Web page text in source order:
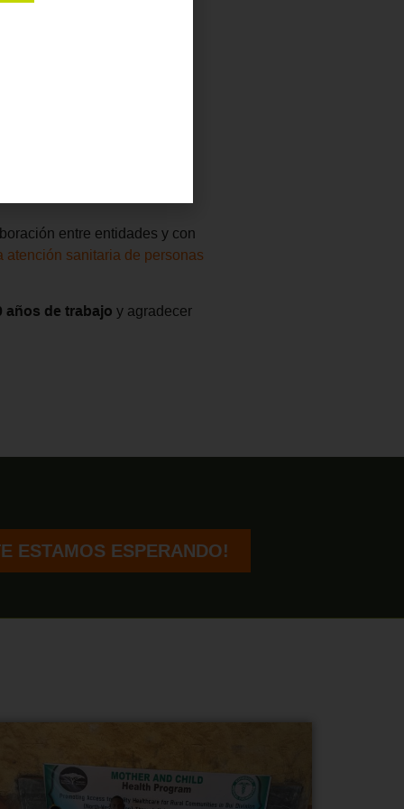
Pedro Navalpotro, un
estos 20 años, así como su
entre entidades y con
atención sanitaria de personas
años de trabajo y agradecer
ESTAMOS ESPERANDO!